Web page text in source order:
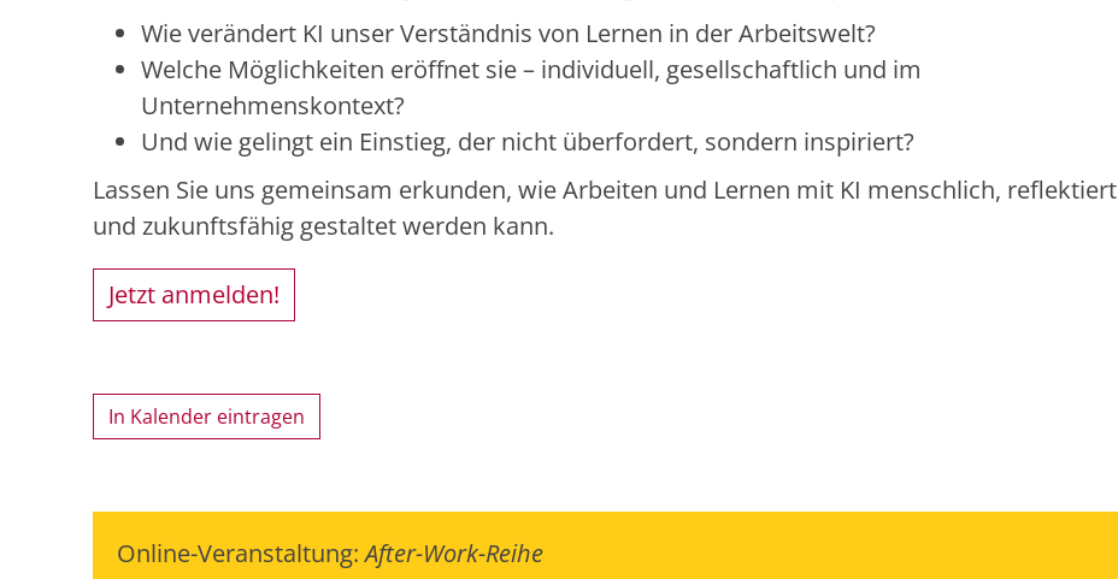
Wie verändert KI unser Verständnis von Lernen in der Arbeitswelt?
Welche Möglichkeiten eröffnet sie – individuell, gesellschaftlich und im
Unternehmenskontext?
Und wie gelingt ein Einstieg, der nicht überfordert, sondern inspiriert?
Lassen Sie uns gemeinsam erkunden, wie Arbeiten und Lernen mit KI menschlich, reflektiert
und zukunftsfähig gestaltet werden kann.
Jetzt anmelden!
In Kalender eintragen
Online-Veranstaltung:After-Work-Reihe